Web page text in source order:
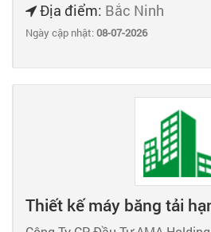
Địa điểm: Bắc Ninh
Ngày cập nhật:08-07-2026
Thiết kế máy băng tải